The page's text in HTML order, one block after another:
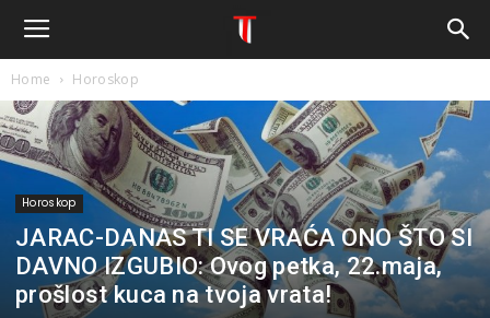
Home Horoskop
Horoskop
JARAC-DANAS TI SE VRAĆA ONO ŠTO SI
DAVNO IZGUBIO: Ovog petka, 22.maja,
prošlost kuca na tvoja vrata!